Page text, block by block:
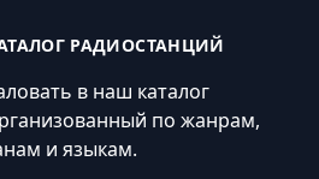
РАДИОСТАНЦИЙ
в наш каталог
по жанрам,
и языкам.